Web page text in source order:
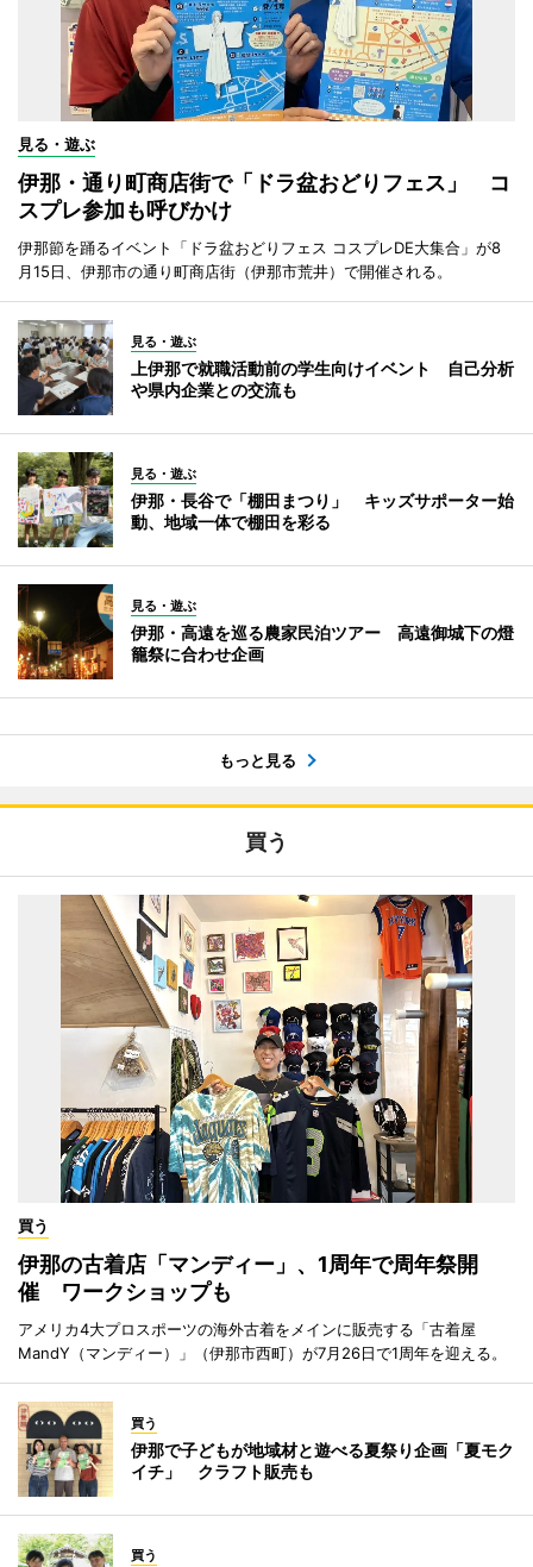
見る・遊ぶ
伊那・通り町商店街で「ドラ盆おどりフェス」 コ
スプレ参加も呼びかけ
伊那節を踊るイベント「ドラ盆おどりフェス コスプレDE大集合」が8
月15日、伊那市の通り町商店街（伊那市荒井）で開催される。
見る・遊ぶ
上伊那で就職活動前の学生向けイベント 自己分析
や県内企業との交流も
見る・遊ぶ
伊那・長谷で「棚田まつり」 キッズサポーター始
動、地域一体で棚田を彩る
見る・遊ぶ
伊那・高遠を巡る農家民泊ツアー 高遠御城下の燈
籠祭に合わせ企画
もっと見る
買う
買う
伊那の古着店「マンディー」、1周年で周年祭開
催 ワークショップも
アメリカ4大プロスポーツの海外古着をメインに販売する「古着屋
MandY（マンディー）」（伊那市西町）が7月26日で1周年を迎える。
買う
伊那で子どもが地域材と遊べる夏祭り企画「夏モク
イチ」 クラフト販売も
買う